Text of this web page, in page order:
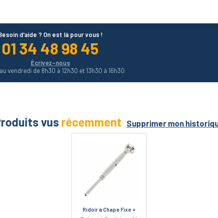
d’aide ? On est là pour vous !
01 34 48 98 45
Écrivez-nous
vendredi de 8h30 à 12h30 et 13h30 à 16h30
vus récemment Supprimer mon
Ridoir à Chape Fixe +